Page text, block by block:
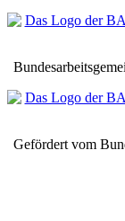
Gefördert vom